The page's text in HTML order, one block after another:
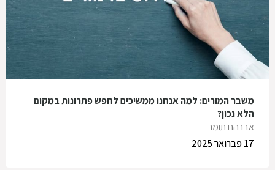
משבר המורים: למה אנחנו ממשיכים לחפש פתרונות במקום
הלא נכון?
אברהם תומר
17 פברואר 2025